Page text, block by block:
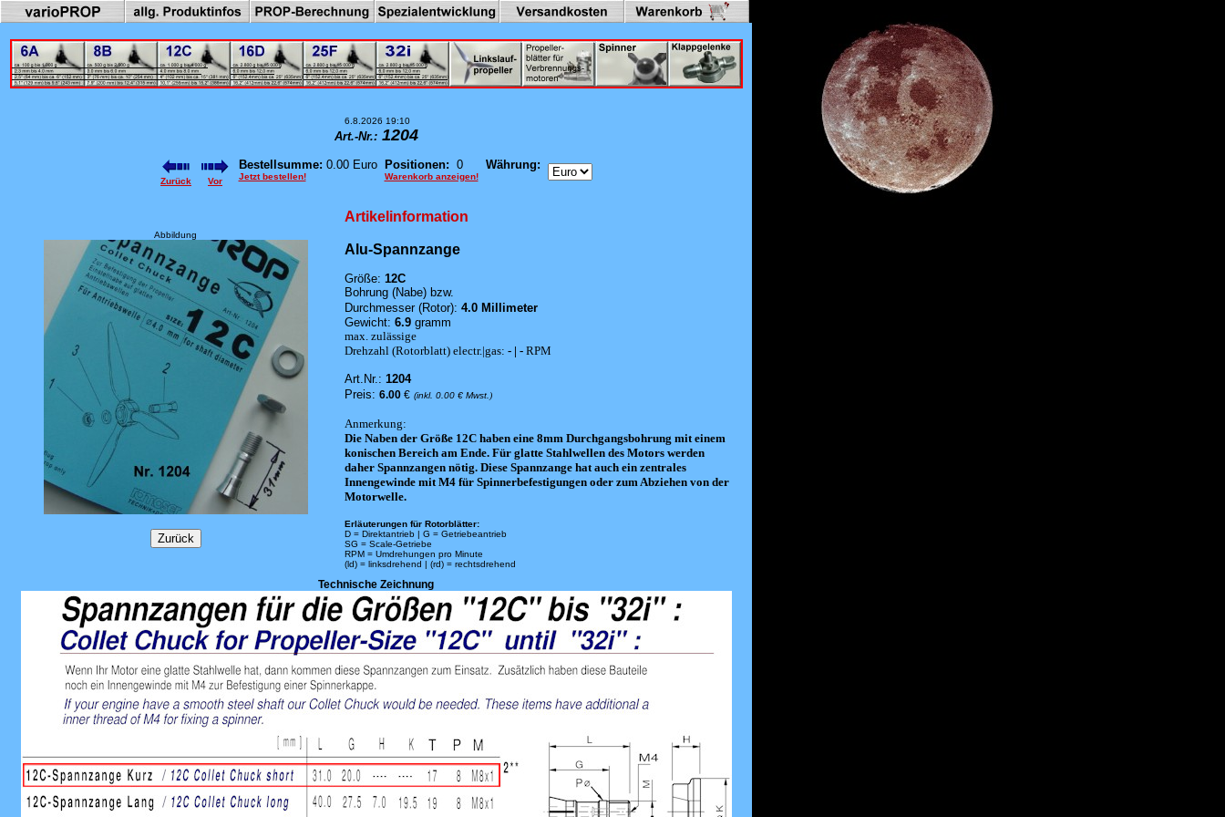
6.8.2026 19:10
Art.-Nr.:1204
Zurück Vor
Bestellsumme: 0.00 Euro
Jetzt bestellen!
Positionen: 0
Warenkorb anzeigen!
Währung:
Abbildung
Artikelinformation
Alu-Spannzange
Größe: 12C
Bohrung (Nabe) bzw.
Durchmesser (Rotor): 4.0 Millimeter
Gewicht: 6.9gramm
max. zulässige
Drehzahl (Rotorblatt) electr.|gas: - | -RPM
Art.Nr.: 1204
Preis: 6.00 € (inkl. 0.00 € Mwst. )
Anmerkung:
Die Naben der Größe 12C haben eine 8mm Durchgangsbohrung mit einem
konischen Bereich am Ende. Für glatte Stahlwellen des Motors werden
daher Spannzangen nötig. Diese Spannzange hat auch ein zentrales
Innengewinde mit M4 für Spinnerbefestigungen oder zum Abziehen von der
Motorwelle.
Erläuterungen für Rotorblätter:
D = Direktantrieb | G = Getriebeantrieb
SG = Scale-Getriebe
RPM = Umdrehungen pro Minute
(ld) = linksdrehend | (rd) = rechtsdrehend
Technische Zeichnung